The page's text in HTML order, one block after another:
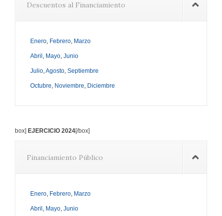
Descuentos al Financiamiento
Enero, Febrero, Marzo
Abril , Mayo, Junio
Julio,Agosto, Septiembre
Octubre, Noviembre, Diciembre
box] EJERCICIO 2024[/box]
Financiamiento Público
Enero, Febrero, Marzo
Abril , Mayo, Junio